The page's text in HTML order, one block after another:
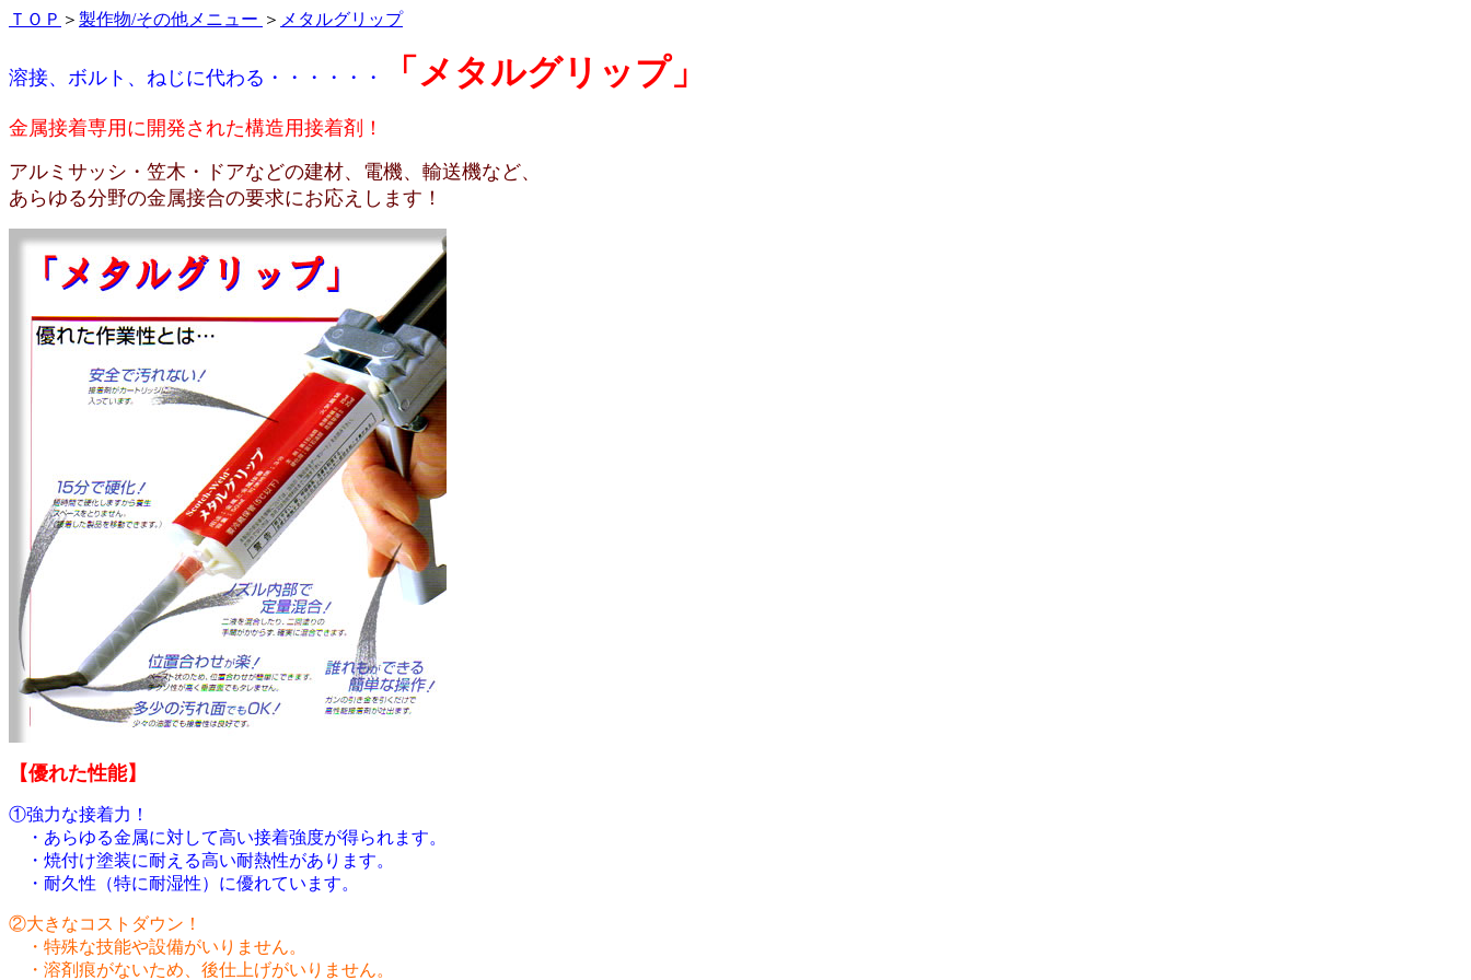
ＴＯＰ ＞ 製作物/その他メニュー ＞ メタルグリップ
溶接、ボルト、ねじに代わる・・・・・・ 「メタルグリップ」
金属接着専用に開発された構造用接着剤！
アルミサッシ・笠木・ドアなどの建材、電機、輸送機など、
あらゆる分野の金属接合の要求にお応えします！
【優れた性能】
①強力な接着力！
・あらゆる金属に対して高い接着強度が得られます。
・焼付け塗装に耐える高い耐熱性があります。
・耐久性（特に耐湿性）に優れています。
②大きなコストダウン！
・特殊な技能や設備がいりません。
・溶剤痕がないため、後仕上げがいりません。